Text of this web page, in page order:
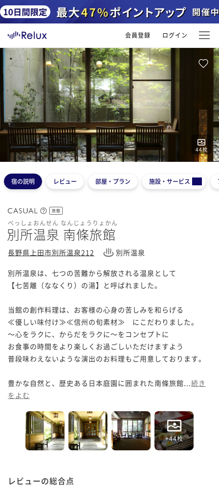
会員登録 ログイン
44枚
12345
宿の説明 レビュー 部屋・プラン 施設・サービス
旅館
べっしょおんせん なんじょうりょかん
別所温泉 南條旅館
長野県上田市別所温泉212 別所温泉
別所温泉は、七つの苦難から解放される温泉として
【七苦離（ななくり）の湯】と呼ばれました。
当館の創作料理は、お客様の心身の苦しみを和らげる
≪優しい味付け≫≪信州の旬素材≫　にこだわりました。
～心をラクに、からだをラクに～をコンセプトに
お食事の時間をより楽しくお過ごしいただけますよう
普段味わえないような演出のお料理もご用意しております。
豊かな自然と、歴史ある日本庭園に囲まれた南條旅館... 続き
をよむ
+44枚
レビューの総合点